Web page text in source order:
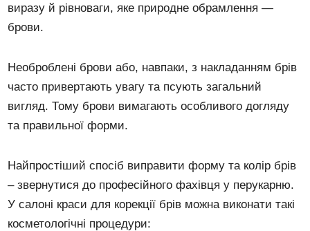
виразу й рівноваги, яке природне обрамлення —
брови.
Необроблені брови або, навпаки, з накладанням брів
часто привертають увагу та псують загальний
вигляд. Тому брови вимагають особливого догляду
та правильної форми.
Найпростіший спосіб виправити форму та колір брів
– звернутися до професійного фахівця у перукарню.
У салоні краси для корекції брів можна виконати такі
косметологічні процедури: